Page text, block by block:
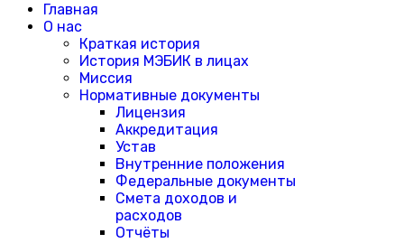
Главная
О нас
Краткая история
История МЭБИК в лицах
Миссия
Нормативные документы
Лицензия
Аккредитация
Устав
Внутренние положения
Федеральные документы
Смета доходов и
расходов
Отчёты